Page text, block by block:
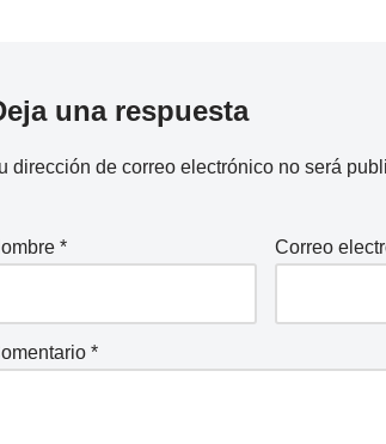
una respuesta
dirección de correo electrónico no será
* Correo
*